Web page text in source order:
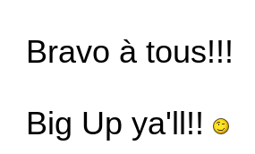
Bravo à tous!!!
Big Up ya'll!!